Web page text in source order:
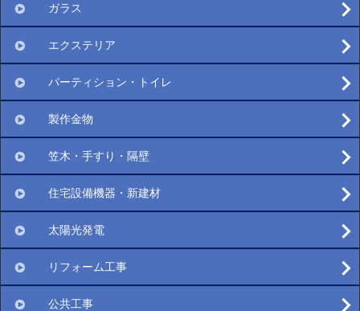
ガラス
エクステリア
パーティション・トイレ
製作金物
笠木・手すり・隔壁
住宅設備機器・新建材
太陽光発電
リフォーム工事
公共工事